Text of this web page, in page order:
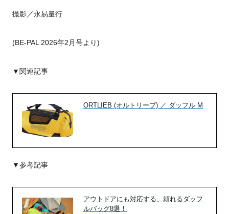
撮影／永易量行
(BE-PAL 2026年2月号より)
▼関連記事
ORTLIEB (オルトリーブ) ／ ダッフル M
▼参考記事
アウトドアにも対応する、頼れるダッフ
ルバッグ8選！